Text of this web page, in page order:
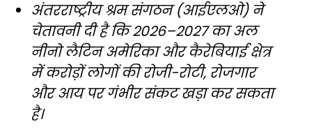
अंतरराष्ट्रीय श्रम संगठन (आईएलओ) ने
चेतावनी दी है कि 2026–2027 का अल
नीनो लैटिन अमेरिका और कैरेबियाई क्षेत्र
में करोड़ों लोगों की रोजी-रोटी, रोजगार
और आय पर गंभीर संकट खड़ा कर सकता
है।